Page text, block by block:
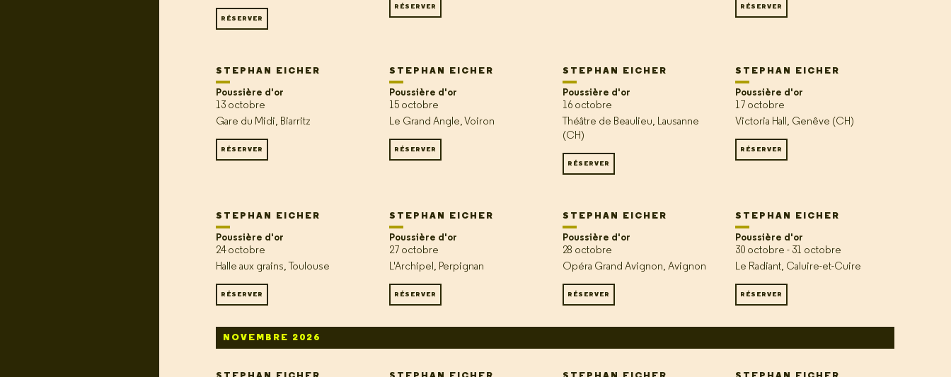
RÉSERVER
RÉSERVER RÉSERVER
STEPHAN EICHER
Poussière d'or
13 octobre
Gare du Midi, Biarritz
RÉSERVER
STEPHAN EICHER
Poussière d'or
15 octobre
Le Grand Angle, Voiron
RÉSERVER
STEPHAN EICHER
Poussière d'or
16 octobre
Théâtre de Beaulieu, Lausanne
(CH)
RÉSERVER
STEPHAN EICHER
Poussière d'or
17 octobre
Victoria Hall, Genêve (CH)
RÉSERVER
STEPHAN EICHER
Poussière d'or
24 octobre
Halle aux grains, Toulouse
RÉSERVER
STEPHAN EICHER
Poussière d'or
27 octobre
L'Archipel, Perpignan
RÉSERVER
STEPHAN EICHER
Poussière d'or
28 octobre
Opéra Grand Avignon, Avignon
RÉSERVER
STEPHAN EICHER
Poussière d'or
30 octobre - 31 octobre
Le Radiant, Caluire-et-Cuire
RÉSERVER
NOVEMBRE 2026